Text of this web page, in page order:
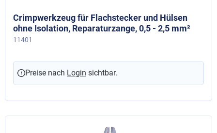
Crimpwerkzeug für Flachstecker und Hülsen
ohne Isolation, Reparaturzange, 0,5 - 2,5 mm²
11401
Preise nach Login sichtbar.